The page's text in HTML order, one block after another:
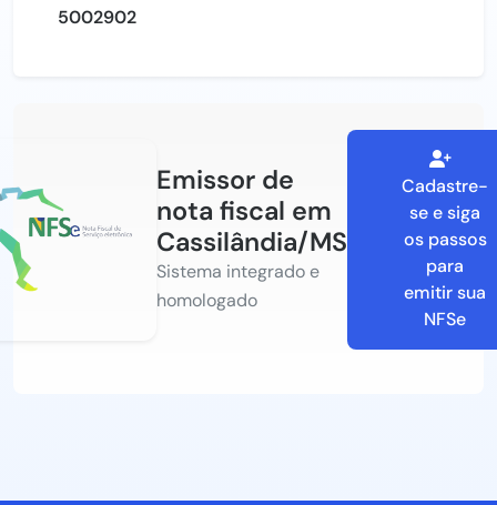
5002902
Emissor de
nota fiscal em
Cassilândia/MS
Sistema integrado e
homologado
Cadastre-
se e siga
os passos
para
emitir sua
NFSe